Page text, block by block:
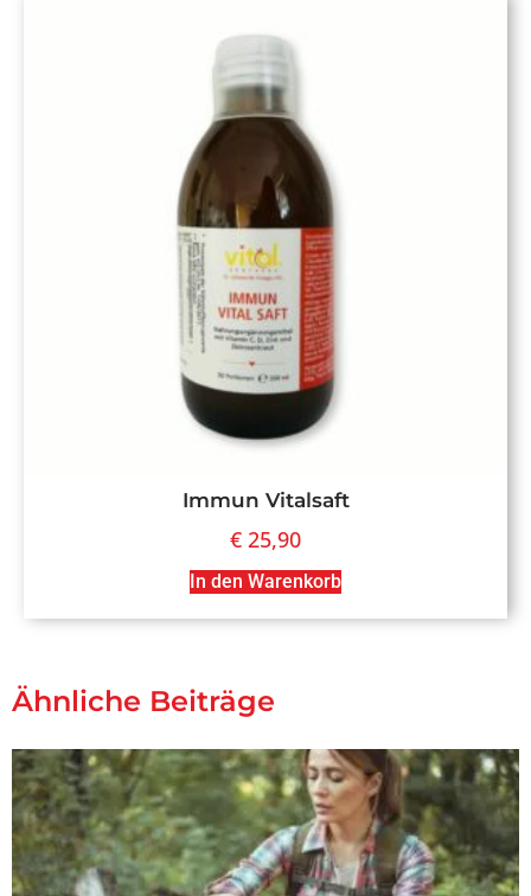
Immun Vitalsaft
€ 25,90
In den Warenkorb
Ähnliche Beiträge